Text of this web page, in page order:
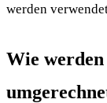
werden
Wie